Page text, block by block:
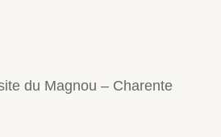
du Magnou – Charente